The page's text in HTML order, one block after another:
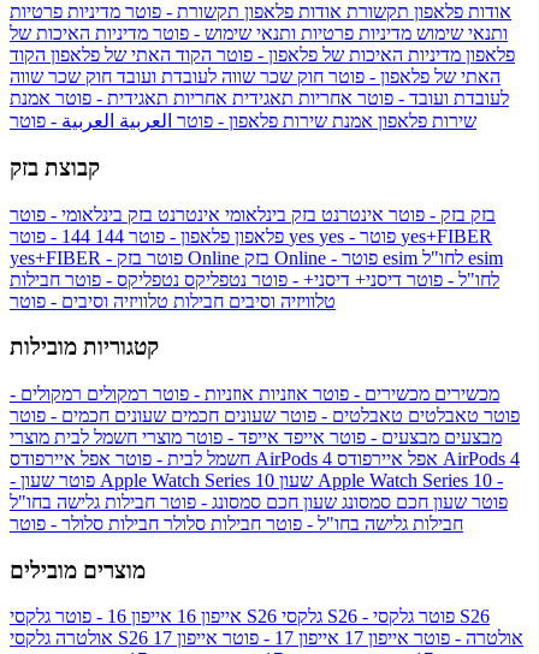
אודות פלאפון תקשורת אודות פלאפון תקשורת - פוטר מדיניות פרטיות
ותנאי שימוש מדיניות פרטיות ותנאי שימוש - פוטר מדיניות האיכות של
פלאפון מדיניות האיכות של פלאפון - פוטר הקוד האתי של פלאפון הקוד
האתי של פלאפון - פוטר חוק שכר שווה לעובדת ועובד חוק שכר שווה
לעובדת ועובד - פוטר אחריות תאגידית אחריות תאגידית - פוטר אמנת
שירות פלאפון אמנת שירות פלאפון - פוטר العربية العربية - פוטר
קבוצת בזק
בזק בזק - פוטר אינטרנט בזק בינלאומי אינטרנט בזק בינלאומי - פוטר
פלאפון פלאפון - פוטר 144 yes
yes+FIBER
yes+FIBER - פוטר בזק Online
esim
לחו"ל - פוטר דיסני+ דיסני+ - פוטר נטפליקס נטפליקס - פוטר חבילות
טלוויזיה וסיבים חבילות טלוויזיה וסיבים - פוטר
קטגוריות מובילות
מכשירים מכשירים - פוטר אוזניות אוזניות - פוטר רמקולים רמקולים -
פוטר טאבלטים טאבלטים - פוטר שעונים חכמים שעונים חכמים - פוטר
מבצעים מבצעים - פוטר אייפד אייפד - פוטר מוצרי חשמל לבית מוצרי
חשמל לבית - פוטר אפל איירפודס AirPods 4 אפל איירפודס AirPods 4
- פוטר שעון Apple Watch Series 10 שעון Apple Watch Series 10 -
פוטר שעון חכם סמסונג שעון חכם סמסונג - פוטר חבילות גלישה בחו"ל
חבילות גלישה בחו"ל - פוטר חבילות סלולר חבילות סלולר - פוטר
מוצרים מובילים
אייפון 16 אייפון 16 - פוטר גלקסי S26 גלקסי S26 - פוטר גלקסי S26
אולטרה
גלקסי S26 אולטרה - פוטר אייפון 17 אייפון 17 - פוטר
אייפון 17